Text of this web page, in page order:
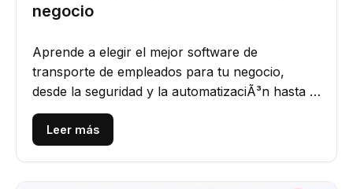
negocio
Aprende a elegir el mejor software de
transporte de empleados para tu negocio,
desde la seguridad y la automatizaciÃ³n hasta la
escalabilidad y la integraciÃ³n...
Leer más